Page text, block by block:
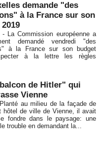
demande "des
à la France sur son
- La Commission européenne a
demandé vendredi "des
à la France sur son budget
à la lettre les règles
de Hitler" qui
Vienne
au milieu de la façade de
hôtel de ville de Vienne, il avait
fondre dans le paysage: une
trouble en demandant la...